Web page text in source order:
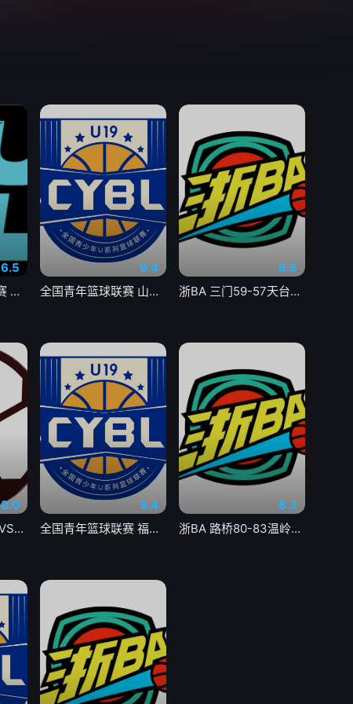
6.5
亚洲大学生篮球联赛 延世大学VS北京大学20260804
9.4
全国青年篮球联赛 山西汾酒78-73四川锦城20260805
6.5
浙BA 三门59-57天台20260805
8.0
足球热身赛 切尔西VS尤文图斯20260805
9.4
全国青年篮球联赛 福建浔兴75-72辽宁沈阳三生20260805
8.3
浙BA 路桥80-83温岭20260805